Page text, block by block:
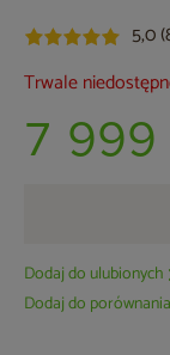
5,0
Trwale
7 999
Dodaj do ulubionych
Dodaj do porównania